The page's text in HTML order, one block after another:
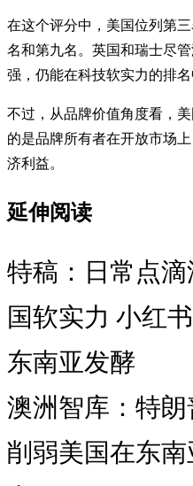
在这个评分中，美国位列第
名和第九名。英国和瑞士尽
强，仍能在科技软实力的排名
不过，从品牌价值角度看，
的是品牌所有者在开放市场
济利益。
延伸阅读
特稿：日常点滴
国软实力 小红
东南亚发酵
澳洲智库：特朗
削弱美国在东南